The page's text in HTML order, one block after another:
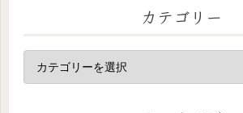
カテゴリー